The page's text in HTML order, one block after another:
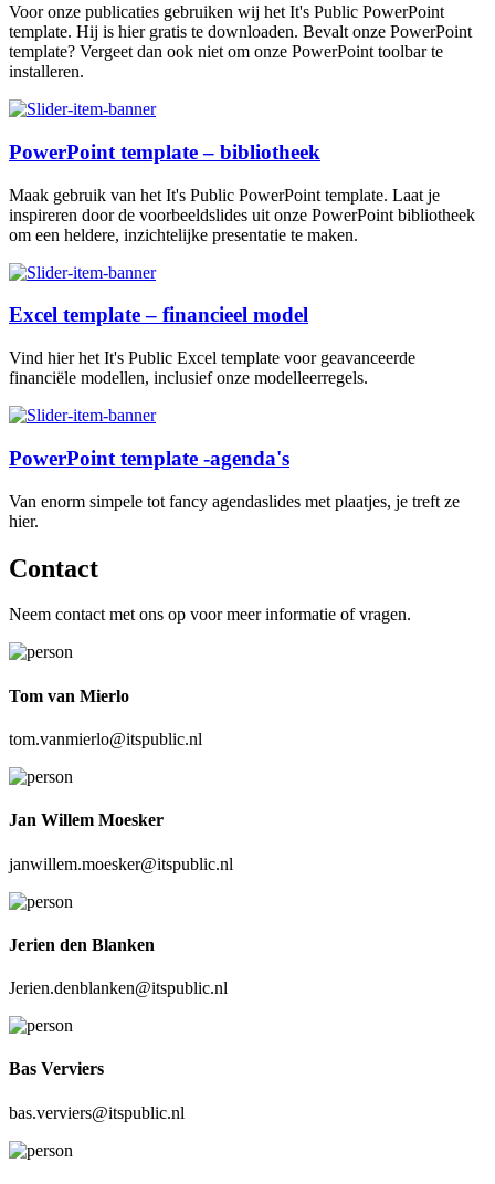
Voor onze publicaties gebruiken wij het It's Public PowerPoint
template. Hij is hier gratis te downloaden. Bevalt onze PowerPoint
template? Vergeet dan ook niet om onze PowerPoint toolbar te
installeren.
PowerPoint template – bibliotheek
Maak gebruik van het It's Public PowerPoint template. Laat je
inspireren door de voorbeeldslides uit onze PowerPoint bibliotheek
om een heldere, inzichtelijke presentatie te maken.
Excel template – financieel model
Vind hier het It's Public Excel template voor geavanceerde
financiële modellen, inclusief onze modelleerregels.
PowerPoint template -agenda's
Van enorm simpele tot fancy agendaslides met plaatjes, je treft ze
hier.
Contact
Neem contact met ons op voor meer informatie of vragen.
Tom van Mierlo
tom.vanmierlo@itspublic.nl
Jan Willem Moesker
janwillem.moesker@itspublic.nl
Jerien den Blanken
Jerien.denblanken@itspublic.nl
Bas Verviers
bas.verviers@itspublic.nl